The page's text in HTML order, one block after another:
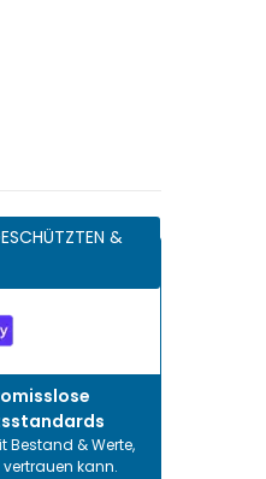
&
Bestand & Werte,
kann.